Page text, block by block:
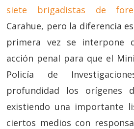
siete brigadistas de
Carahue, pero la diferencia
primera vez se interpone
acción penal para que el
Policía de
profundidad los orígenes
existiendo una importante
ciertos medios con